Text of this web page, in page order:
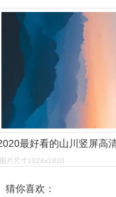
图片尺寸1024x1820
猜你喜欢：